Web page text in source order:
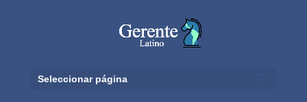
Seleccionar página